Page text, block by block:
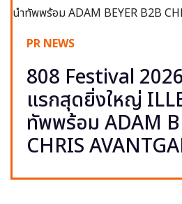
PR NEWS
808 Festival
แรกสุดยิ่งใหญ่
ทัพพร้อม ADAM
CHRIS